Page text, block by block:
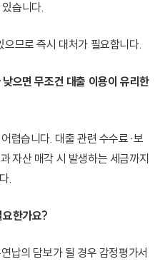
습니다.
므로 즉시 대처가 필요합니다.
으면 무조건 대출 이용이 유리한
렵습니다. 대출 관련 수수료·보
자산 매각 시 발생하는 세금까지
.
한가요?
납의 담보가 될 경우 감정평가서